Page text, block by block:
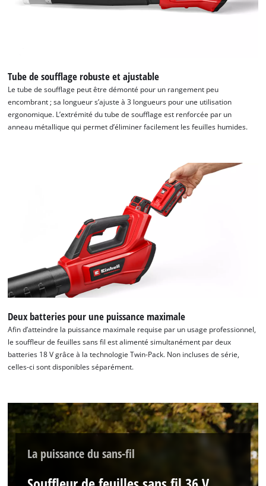
Nous avons besoin de votre accord pour
pouvoir charger Google Maps !
visitor. The website owner needs to setup
the site with their CMP to add this content
to the list of technologies used.
Powered byUsercentrics Consent
Management Platform
Tube de soufflage robuste et ajustable
Le tube de soufflage peut être démonté pour un rangement peu
encombrant ; sa longueur s’ajuste à 3 longueurs pour une utilisation
ergonomique. L’extrémité du tube de soufflage est renforcée par un
anneau métallique qui permet d’éliminer facilement les feuilles humides.
Deux batteries pour une puissance maximale
Afin d’atteindre la puissance maximale requise par un usage professionnel,
le souffleur de feuilles sans fil est alimenté simultanément par deux
batteries 18 V grâce à la technologie Twin-Pack. Non incluses de série,
celles-ci sont disponibles séparément.
La puissance du sans-fil